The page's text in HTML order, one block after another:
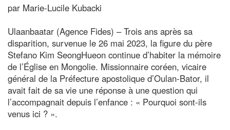
par Marie-Lucile Kubacki
Ulaanbaatar (Agence Fides) – Trois ans après sa
disparition, survenue le 26 mai 2023, la figure du père
Stefano Kim SeongHueon continue d’habiter la mémoire
de l’Église en Mongolie. Missionnaire coréen, vicaire
général de la Préfecture apostolique d’Oulan-Bator, il
avait fait de sa vie une réponse à une question qui
l’accompagnait depuis l’enfance : « Pourquoi sont-ils
venus ici ? ».